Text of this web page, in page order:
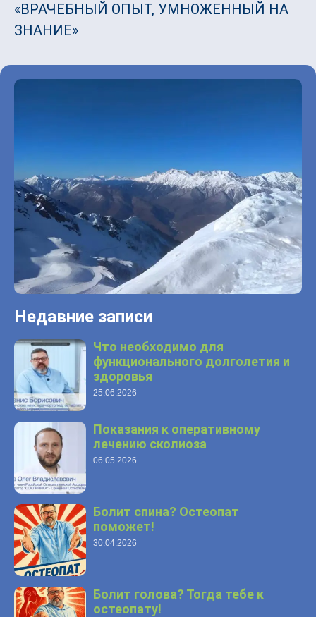
«ВРАЧЕБНЫЙ ОПЫТ, УМНОЖЕННЫЙ НА
ЗНАНИЕ»
Недавние записи
Что необходимо для
функционального долголетия и
здоровья
25.06.2026
Показания к оперативному
лечению сколиоза
06.05.2026
Болит спина? Остеопат
поможет!
30.04.2026
Болит голова? Тогда тебе к
остеопату!